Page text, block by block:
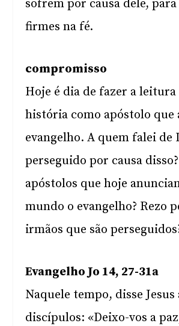
sofrem por causa dele,
firmes na fé.
compromisso
Hoje é dia de fazer a
história como apóstolo que
evangelho. A quem falei de
perseguido por causa
apóstolos que hoje
mundo o evangelho? Rezo
irmãos que são
Evangelho Jo 14, 27-31a
Naquele tempo, disse Jesus
discípulos: «Deixo-vos a